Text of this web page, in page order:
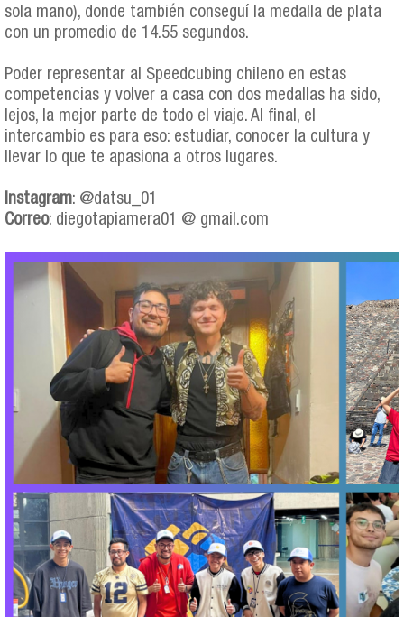
sola mano), donde también conseguí la medalla de plata
con un promedio de 14.55 segundos.
Poder representar al Speedcubing chileno en estas
competencias y volver a casa con dos medallas ha sido,
lejos, la mejor parte de todo el viaje. Al final, el
intercambio es para eso: estudiar, conocer la cultura y
llevar lo que te apasiona a otros lugares.
Instagram: @datsu_01
Correo: diegotapiamera01 @ gmail.com
diego_tapia_collage.png